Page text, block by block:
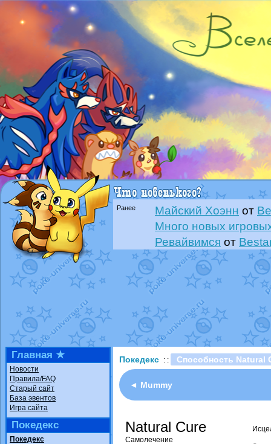
Ранее Майский Хоэнн от
Много новых
Ревайвимся от
Всё, трындец
Технические
доброе утро славяне
Йолда и Мимикью
от
Недовольный
The Dark Wishmaker
шадоу спиритомбот
траббишот
Raging Bolt
Shadow mismagius
Главная ★
Новости
Правила/FAQ
Старый сайт
База эвентов
Игра сайта
Покедекс
Покедекс
Покедекс : : Способность Natural
◄ Mummy
Natural Cure
Самолечение